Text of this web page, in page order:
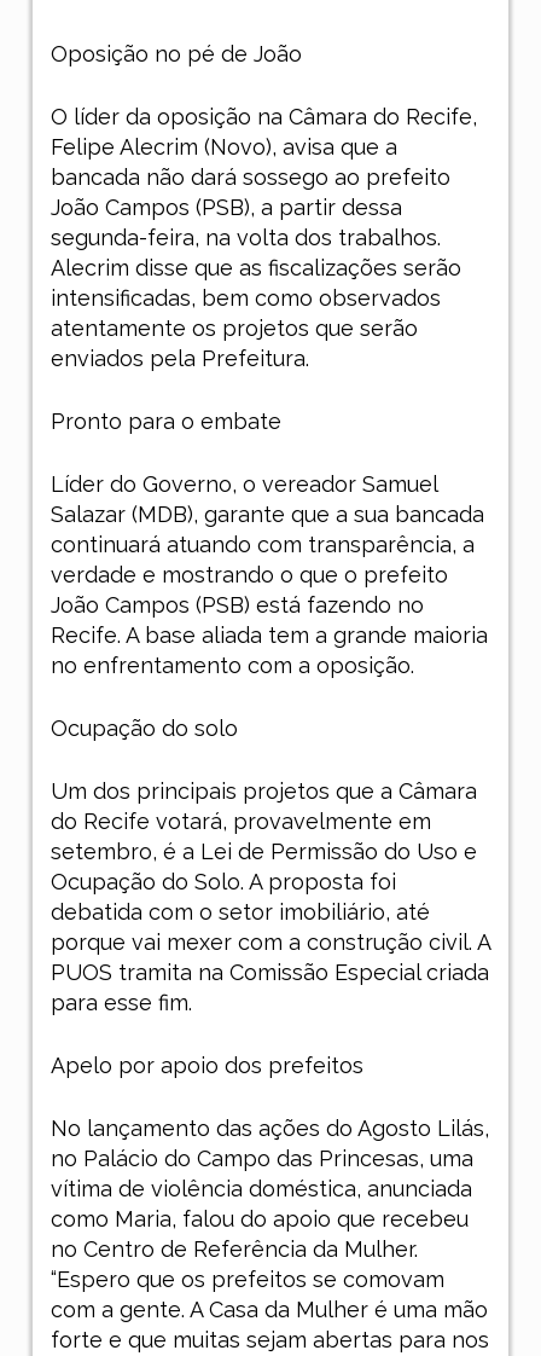
Oposição no pé de João
O líder da oposição na Câmara do Recife,
Felipe Alecrim (Novo), avisa que a
bancada não dará sossego ao prefeito
João Campos (PSB), a partir dessa
segunda-feira, na volta dos trabalhos.
Alecrim disse que as fiscalizações serão
intensificadas, bem como observados
atentamente os projetos que serão
enviados pela Prefeitura.
Pronto para o embate
Líder do Governo, o vereador Samuel
Salazar (MDB), garante que a sua bancada
continuará atuando com transparência, a
verdade e mostrando o que o prefeito
João Campos (PSB) está fazendo no
Recife. A base aliada tem a grande maioria
no enfrentamento com a oposição.
Ocupação do solo
Um dos principais projetos que a Câmara
do Recife votará, provavelmente em
setembro, é a Lei de Permissão do Uso e
Ocupação do Solo. A proposta foi
debatida com o setor imobiliário, até
porque vai mexer com a construção civil. A
PUOS tramita na Comissão Especial criada
para esse fim.
Apelo por apoio dos prefeitos
No lançamento das ações do Agosto Lilás,
no Palácio do Campo das Princesas, uma
vítima de violência doméstica, anunciada
como Maria, falou do apoio que recebeu
no Centro de Referência da Mulher.
“Espero que os prefeitos se comovam
com a gente. A Casa da Mulher é uma mão
forte e que muitas sejam abertas para nos